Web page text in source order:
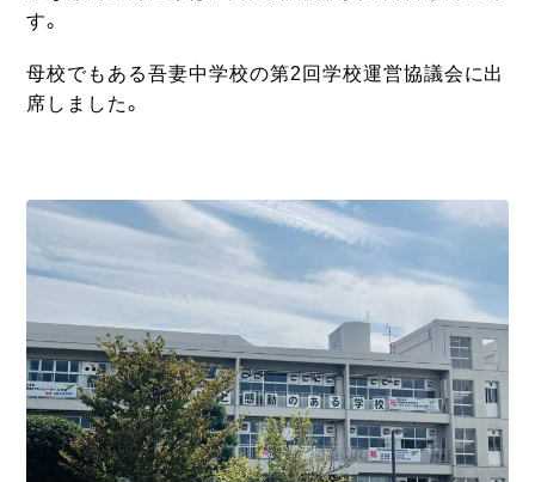
す。
母校でもある吾妻中学校の第2回学校運営協議会に出
席しました。